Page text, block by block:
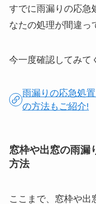
すでに雨漏りの応急
なたの処理が間違っ
今一度確認してみて
雨漏りの応急処
の方法もご紹介!
窓枠や出窓の雨漏
方法
ここまで、窓枠や出